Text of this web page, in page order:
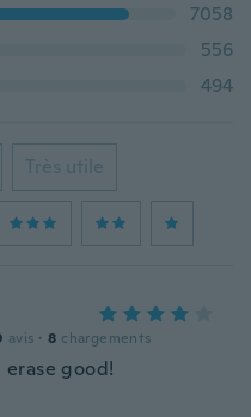
7058
556
494
Très utile
avis · 8 chargements
good!